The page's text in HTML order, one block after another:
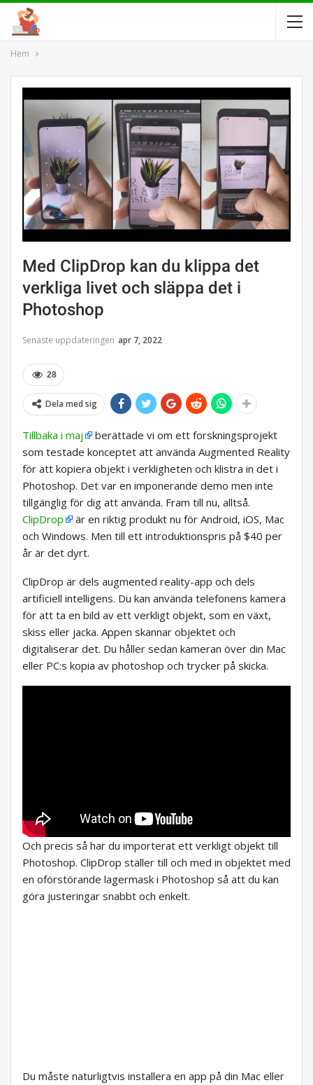
Hem
Med ClipDrop kan du klippa det
verkliga livet och släppa det i
Photoshop
Senaste uppdateringen apr 7, 2022
28
Dela med sig
Tillbaka i maj
berättade vi om ett forskningsprojekt
som testade konceptet att använda Augmented Reality
för att kopiera objekt i verkligheten och klistra in det i
Photoshop. Det var en imponerande demo men inte
tillgänglig för dig att använda. Fram till nu, alltså.
ClipDrop
är en riktig produkt nu för Android, iOS, Mac
och Windows. Men till ett introduktionspris på $40 per
år är det dyrt.
ClipDrop är dels augmented reality-app och dels
artificiell intelligens. Du kan använda telefonens kamera
för att ta en bild av ett verkligt objekt, som en växt,
skiss eller jacka. Appen skannar objektet och
digitaliserar det. Du håller sedan kameran över din Mac
eller PC:s kopia av photoshop och trycker på skicka.
Och precis så har du importerat ett verkligt objekt till
Photoshop. ClipDrop ställer till och med in objektet med
en oförstörande lagermask i Photoshop så att du kan
göra justeringar snabbt och enkelt.
Du måste naturligtvis installera en app på din Mac eller